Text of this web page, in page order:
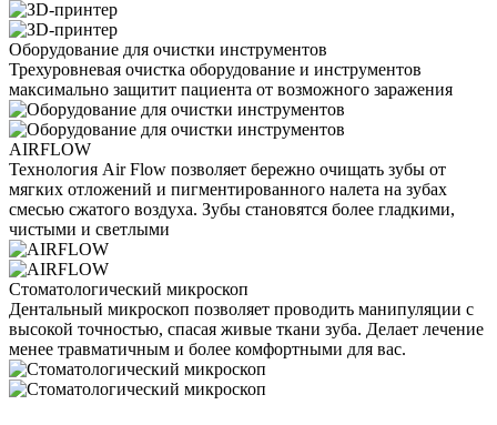
Оборудование для очистки инструментов
Трехуровневая очистка оборудование и инструментов
максимально защитит пациента от возможного заражения
AIRFLOW
Технология Air Flow позволяет бережно очищать зубы от
мягких отложений и пигментированного налета на зубах
смесью сжатого воздуха. Зубы становятся более гладкими,
чистыми и светлыми
Стоматологический микроскоп
Дентальный микроскоп позволяет проводить манипуляции с
высокой точностью, спасая живые ткани зуба. Делает лечение
менее травматичным и более комфортными для вас.